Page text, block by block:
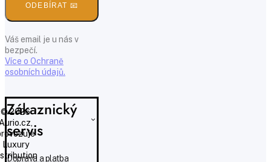
Zákaznický
servis
Doprava a platba
ODEBÍRAT 📧
Váš email je u nás v
bezpečí.
Více o Ochraně
osobních údajů.
© 2026
Luxury